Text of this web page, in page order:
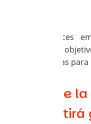
Y entonces
nuestro
específicas
¿Así que